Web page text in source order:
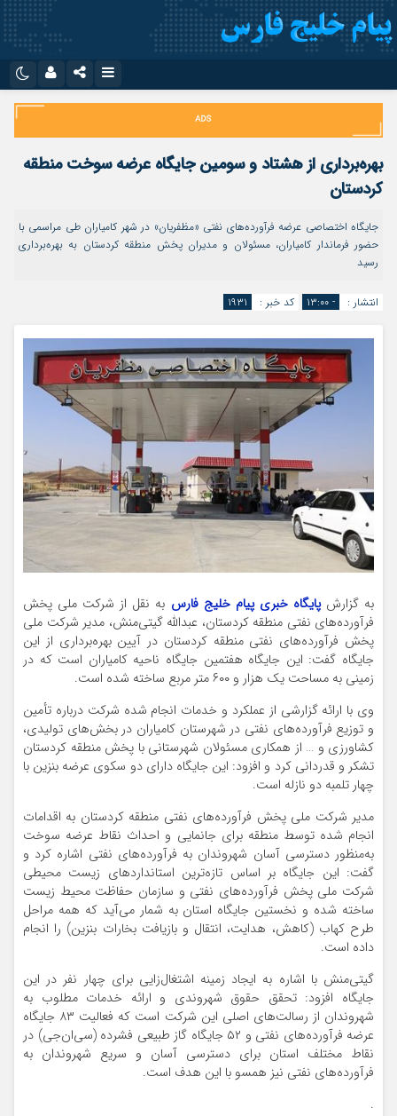
اینستاگرام
تلگرام
سروش
ایتا
آپارات
اپلیکیشن
نام کاربری یا نشانی ایمیل
رمز عبور
مرا به خاطر بسپار
بهره‌برداری از هشتاد و سومین جایگاه عرضه سوخت منطقه
کردستان
جایگاه اختصاصی عرضه فرآورده‌های نفتی «مظفریان» در شهر کامیاران طی مراسمی با
حضور فرماندار کامیاران، مسئولان و مدیران پخش منطقه کردستان به بهره‌برداری
رسید
انتشار : - ۱۳:۰۰ کد خبر : ۱۹۳۱
به گزارش پایگاه خبری پیام خلیج فارس به نقل از شرکت ملی پخش
فرآورده‌های نفتی منطقه کردستان، عبدالله گیتی‌منش، مدیر شرکت ملی
پخش فرآورده‌های نفتی منطقه کردستان در آیین بهره‌برداری از این
جایگاه گفت: این جایگاه هفتمین جایگاه ناحیه کامیاران است که در
زمینی به مساحت یک هزار و ۶۰۰ متر مربع ساخته شده است.
وی با ارائه گزارشی از عملکرد و خدمات انجام شده شرکت درباره تأمین
و توزیع فرآورده‌های نفتی در شهرستان کامیاران در بخش‌های تولیدی،
کشاورزی و … از همکاری مسئولان شهرستانی با پخش منطقه کردستان
تشکر و قدردانی کرد و افزود: این جایگاه دارای دو سکوی عرضه بنزین با
چهار تلمبه دو نازله است.
مدیر شرکت ملی پخش فرآورده‌های نفتی منطقه کردستان به اقدامات
انجام شده توسط منطقه برای جانمایی و احداث نقاط عرضه سوخت
به‌منظور دسترسی آسان شهروندان به فرآورده‌های نفتی اشاره کرد و
گفت: این جایگاه بر اساس تازه‌ترین استانداردهای زیست محیطی
شرکت ملی پخش فرآورده‌های نفتی و سازمان حفاظت محیط زیست
ساخته شده و نخستین جایگاه استان به شمار می‌آید که همه مراحل
طرح کهاب (کاهش، هدایت، انتقال و بازیافت بخارات بنزین) را انجام
داده است.
گیتی‌منش با اشاره به ایجاد زمینه اشتغال‌زایی برای چهار نفر در این
جایگاه افزود: تحقق حقوق شهروندی و ارائه خدمات مطلوب به
شهروندان از رسالت‌های اصلی این شرکت است که فعالیت ۸۳ جایگاه
عرضه فرآورده‌های نفتی و ۵۲ جایگاه گاز طبیعی فشرده (سی‌ان‌جی) در
نقاط مختلف استان برای دسترسی آسان و سریع شهروندان به
فرآورده‌های نفتی نیز همسو با این هدف است.
.